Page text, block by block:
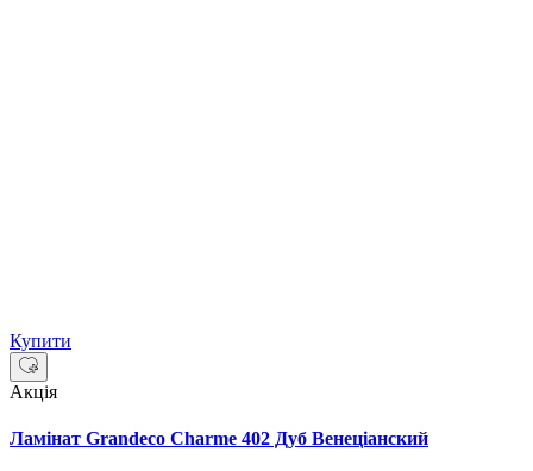
Купити
Акція
Ламінат Grandeco Charme 402 Дуб Венеціанский